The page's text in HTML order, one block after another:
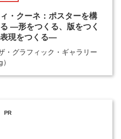
・クーネ：ポスターを構
―形をつくる、版をつく
現をつくる―
・グラフィック・ギャラリー
PR